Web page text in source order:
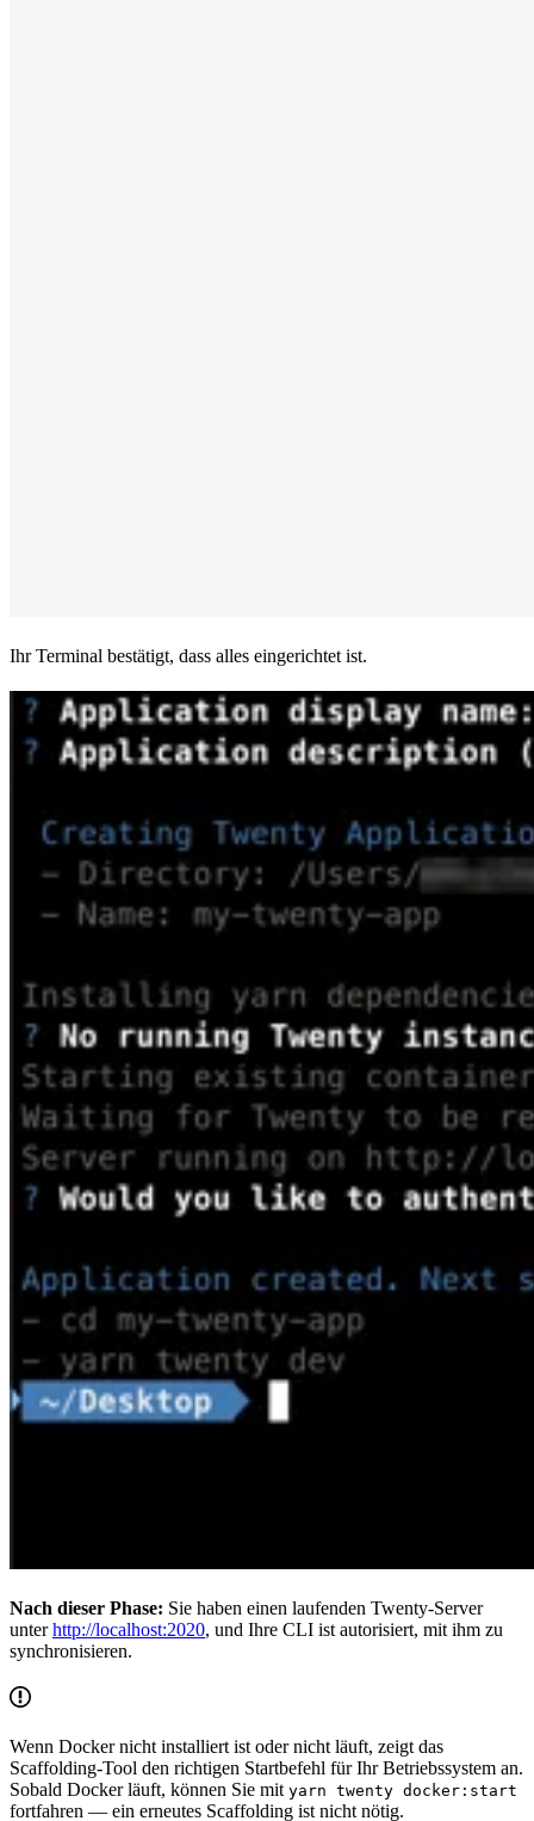
Ihr Terminal bestätigt, dass alles eingerichtet ist.
Nach dieser Phase: Sie haben einen laufenden Twenty-Server
unterhttp://localhost:2020, und Ihre CLI ist autorisiert, mit ihm zu
synchronisieren.
Wenn Docker nicht installiert ist oder nicht läuft, zeigt das
Scaffolding-Tool den richtigen Startbefehl für Ihr Betriebssystem an.
Sobald Docker läuft, können Sie mit yarn twenty docker:start
fortfahren — ein erneutes Scaffolding ist nicht nötig.